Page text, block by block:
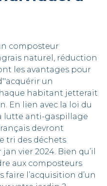
composteur
naturel, réduction
les avantages pour
un
habitant jetterait
En lien avec la loi du
lutte anti-gaspillage
devront
tri des déchets
vier 2024. Bien qu’il
aux composteurs
l’acquisition d’un